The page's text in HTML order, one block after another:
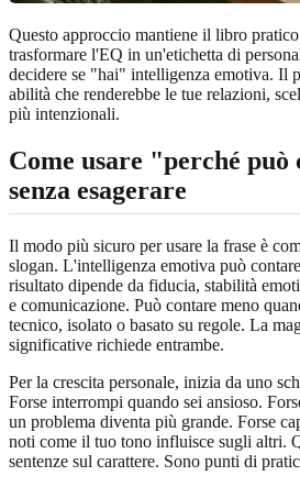
Questo approccio mantiene il libro
trasformare l'EQ in un'etichetta di
decidere se "hai" intelligenza emotiva. Il
abilità che renderebbe le tue relazioni,
più intenzionali.
Come usare "perché
senza esagerare
Il modo più sicuro per usare la frase è
slogan. L'intelligenza emotiva può
risultato dipende da fiducia, stabilità
e comunicazione. Può contare meno
tecnico, isolato o basato su regole. La
significative richiede entrambe.
Per la crescita personale, inizia da uno
Forse interrompi quando sei ansioso.
un problema diventa più grande. Forse
noti come il tuo tono influisce sugli altri.
sentenze sul carattere. Sono punti di